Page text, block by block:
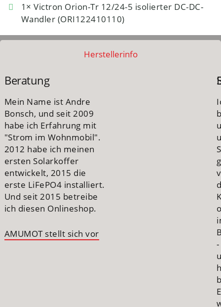
Herstellerinfo
1× Victron Orion-Tr 12/24-5 isolierter DC-DC-
Wandler (ORI122410110)
Beratung
Mein Name ist Andre
Bonsch, und seit 2009
habe ich Erfahrung mit
"Strom im Wohnmobil".
2012 habe ich meinen
ersten Solarkoffer
entwickelt, 2015 die
erste LiFePO4 installiert.
Und seit 2015 betreibe
ich diesen Onlineshop.
AMUMOT stellt sich vor
-